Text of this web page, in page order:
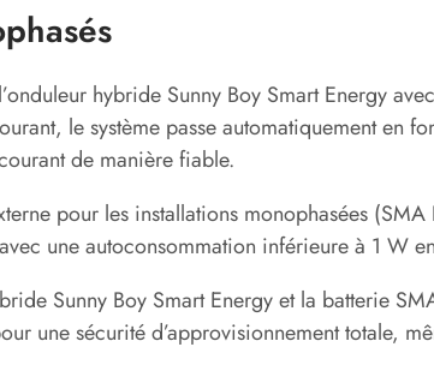
hybride Sunny Boy Smart Energy
le système passe automatiquement en
de manière fiable.
pour les installations monophasées
une autoconsommation inférieure à 1 W
Sunny Boy Smart Energy et la batterie
une sécurité d’approvisionnement totale,